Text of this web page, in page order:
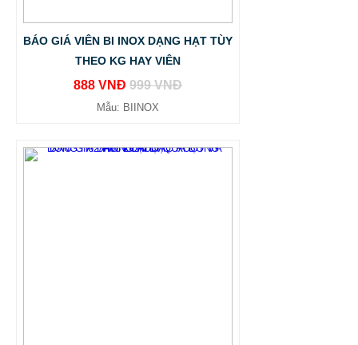
BÁO GIÁ VIÊN BI INOX DẠNG HẠT TÙY
THEO KG HAY VIÊN
888 VNĐ 999 VNĐ
Mẫu: BIINOX